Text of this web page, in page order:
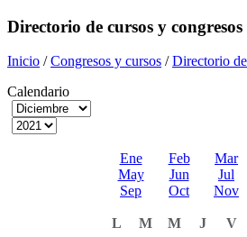
Directorio de cursos y congresos
Inicio /Congresos y cursos /Directorio
Calendario
Ene Feb Mar
May
Jun Jul
Sep
Oct Nov
L M M J V